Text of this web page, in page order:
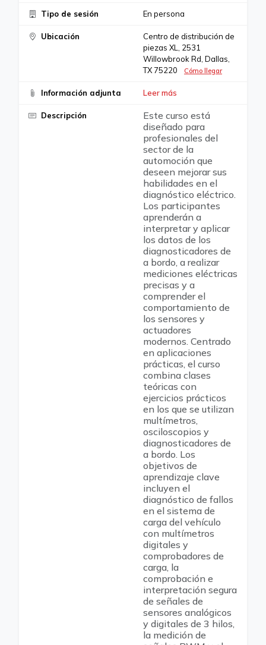
Tipo de sesión En persona
Ubicación
Centro de distribución de
piezas XL, 2531
Willowbrook Rd, Dallas,
TX 75220
Cómo llegar
Información adjunta Leer más
Descripción
Este curso está
diseñado para
profesionales del
sector de la
automoción que
deseen mejorar sus
habilidades en el
diagnóstico eléctrico.
Los participantes
aprenderán a
interpretar y aplicar
los datos de los
diagnosticadores de
a bordo, a realizar
mediciones eléctricas
precisas y a
comprender el
comportamiento de
los sensores y
actuadores
modernos. Centrado
en aplicaciones
prácticas, el curso
combina clases
teóricas con
ejercicios prácticos
en los que se utilizan
multímetros,
osciloscopios y
diagnosticadores de
a bordo. Los
objetivos de
aprendizaje clave
incluyen el
diagnóstico de fallos
en el sistema de
carga del vehículo
con multímetros
digitales y
comprobadores de
carga, la
comprobación e
interpretación segura
de señales de
sensores analógicos
y digitales de 3 hilos,
la medición de